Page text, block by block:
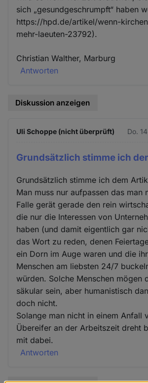
sich „gesundgeschrumpft“ haben
https://hpd.de/artikel/wenn-
mehr-laeuten-23792).
Christian Walther, Marburg
Antworten
Diskussion anzeigen
Uli Schoppe (nicht überprüft) Do.
Grundsätzlich stimme ich
Grundsätzlich stimme ich dem
Man muss nur aufpassen das man
Falle gerät gerade den rein
die nur die Interessen von
haben (und damit eigentlich gar
das Wort zu reden, denen
ein Dorn im Auge waren und die
Menschen am liebsten 24/7
würden. Solche Menschen mögen
säkular sein, aber humanistisch
doch nicht.
Solange man nicht in einem Anfall
Übereifer an der Arbeitszeit dreht
mit dabei.
Antworten